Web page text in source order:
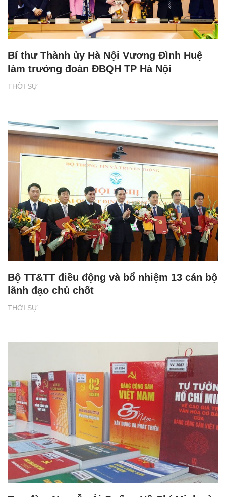
THỜI SỰ
Bí thư Thành ủy Hà Nội Vương Đình Huệ
làm trưởng đoàn ĐBQH TP Hà Nội
THỜI SỰ
Bộ TT&TT điều động và bổ nhiệm 13 cán bộ
lãnh đạo chủ chốt